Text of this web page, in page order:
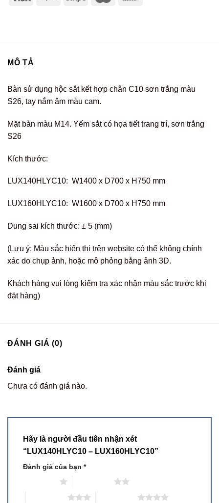
MÔ TẢ
Bàn sử dụng hộc sắt kết hợp chân C10 sơn trắng màu
S26, tay nắm âm màu cam.
Mặt bàn màu M14. Yếm sắt có họa tiết trang trí, sơn trắng
S26
Kích thước:
LUX140HLYC10: W1400 x D700 x H750 mm
LUX160HLYC10: W1600 x D700 x H750 mm
Dung sai kích thước: ± 5 (mm)
(Lưu ý: Màu sắc hiển thị trên website có thể không chính
xác do chụp ảnh, hoặc mô phỏng bằng ảnh 3D.
Khách hàng vui lòng kiểm tra xác nhận màu sắc trước khi
đặt hàng)
ĐÁNH GIÁ (0)
Đánh giá
Chưa có đánh giá nào.
Hãy là người đầu tiên nhận xét
“LUX140HLYC10 – LUX160HLYC10”
Đánh giá của bạn *